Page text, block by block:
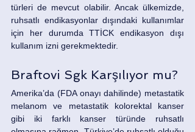
türleri de mevcut olabilir. Ancak ülkemizde,
ruhsatlı endikasyonlar dışındaki kullanımlar
için her durumda TTİCK endikasyon dışı
kullanım izni gerekmektedir.
Braftovi Sgk Karşılıyor mu?
Amerika’da (FDA onayı dahilinde) metastatik
melanom ve metastatik kolorektal kanser
gibi iki farklı kanser türünde ruhsatlı